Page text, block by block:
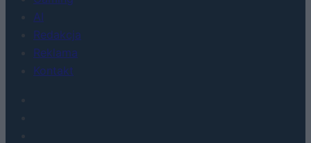
AI
Redakcja
Reklama
Kontakt